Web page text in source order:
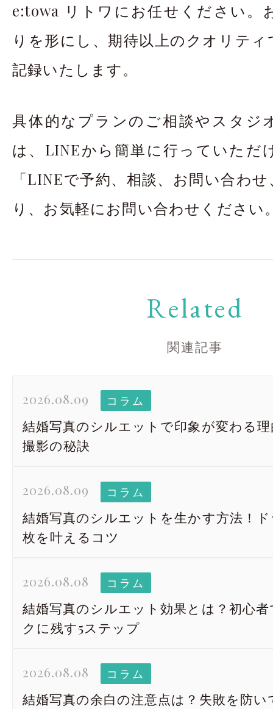
e:towa リトワにお任せください。
りを形にし、期待以上のクオリテ
記録いたします。
具体的なプランのご相談やスタジ
は、LINEから簡単に行っていただ
「LINEで予約、相談、お問い合わ
り、お気軽にお問い合わせください
Related
関連記事
2026.08.09 コラム
結婚写真のシルエットで印象が変わる
撮影の秘訣
2026.08.09 コラム
結婚写真のシルエットを生かす方法！
枚を叶えるコツ
2026.08.08 コラム
結婚写真のシルエット効果とは？初心
クに残す5ステップ
2026.08.08 コラム
結婚写真の余白の注意点は？失敗を防